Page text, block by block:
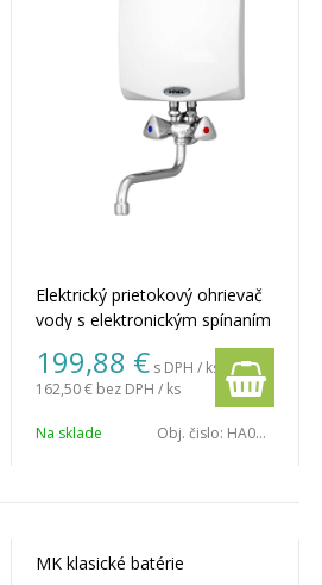
Elektrický prietokový ohrievač
vody s elektronickým spínaním
a vodovodná beztlaková
nástenná drezová klasická
batéria, výtokové ramienko 20
199,88 € s DPH / ks
162,50 € bez DPH / ks
Na sklade Obj. čislo: HA02MKSET1145
MK klasické batérie